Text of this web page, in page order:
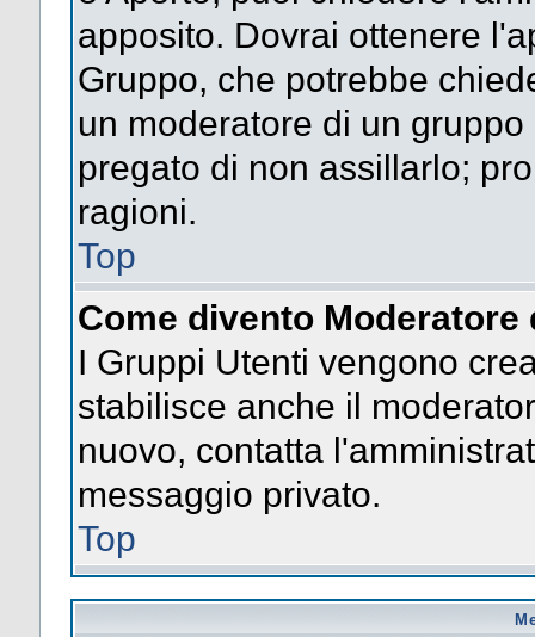
apposito. Dovrai ottenere
Gruppo, che potrebbe
un moderatore di un
pregato di non assillarlo;
ragioni.
Top
Come divento Moderatore
I Gruppi Utenti vengono
stabilisce anche il
nuovo, contatta
messaggio privato.
Top